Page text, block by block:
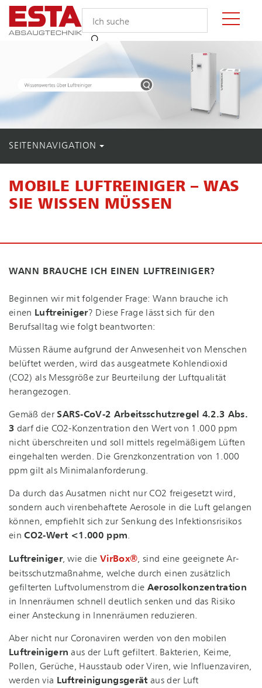
SEITENNAVIGATION
MOBILE LUFTREINIGER – WAS
SIE WISSEN MÜSSEN
WANN BRAUCHE ICH EINEN LUFTREINIGER?
Beginnen wir mit folgender Frage: Wann brauche ich
einen Luftreiniger? Diese Frage lässt sich für den
Berufsalltag wie folgt beantworten:
Müssen Räume aufgrund der Anwesenheit von Menschen
belüftet werden, wird das ausgeatmete Kohlendioxid
(CO2) als Messgröße zur Beurteilung der Luftqualität
herangezogen.
Gemäß der SARS-CoV-2 Ar­beits­schutz­re­gel 4.2.3 Abs.
3 darf die CO2-Kon­zen­tra­ti­on den Wert von 1.000 ppm
nicht überschreiten und soll mittels regelmäßigem Lüften
eingehalten werden. Die Grenz­kon­zen­tra­ti­on von 1.000
ppm gilt als Mi­ni­mal­an­for­de­rung.
Da durch das Ausatmen nicht nur CO2 freigesetzt wird,
sondern auch virenbehaftete Aerosole in die Luft gelangen
können, empfiehlt sich zur Senkung des In­fek­ti­ons­ri­si­kos
einCO2-Wert <1.000 ppm.
Luftreiniger, wie dieVirBox®, sind eine geeignete Ar­
beits­schutz­maß­nah­me, welche durch einen zusätzlich
gefilterten Luft­vo­lu­men­strom die Ae­ro­sol­kon­zen­tra­ti­on
in Innenräumen schnell deutlich senken und das Risiko
einer Ansteckung in Innenräumen reduzieren.
Aber nicht nur Coronaviren werden von den mobilen
Luftreinigern aus der Luft gefiltert. Bakterien, Keime,
Pollen, Gerüche, Hausstaub oder Viren, wie Influenzaviren,
werden via Luft­rei­ni­gungs­ge­rät aus der Luft